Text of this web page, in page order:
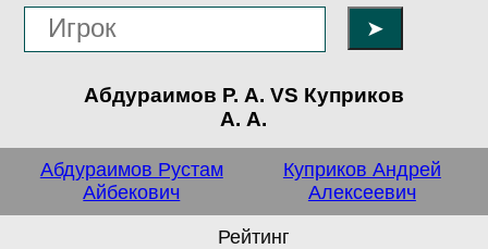
➤
Абдураимов Р. А. VS Куприков
А. А.
Абдураимов Рустам
Айбекович
Куприков Андрей
Алексеевич
Рейтинг